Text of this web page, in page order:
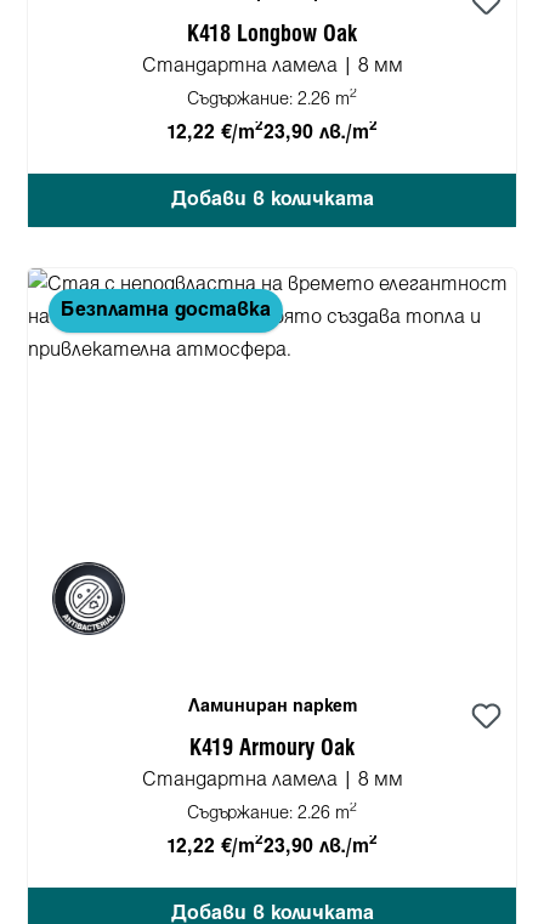
K418 Longbow Oak
Стандартна ламела | 8 мм
Съдържание: 2.26 m2
12,22 €/m223,90 лв./m2
Добави в количката
Безплатна доставка
Ламиниран паркет
K419 Armoury Oak
Стандартна ламела | 8 мм
Съдържание: 2.26 m2
12,22 €/m223,90 лв./m2
Добави в количката